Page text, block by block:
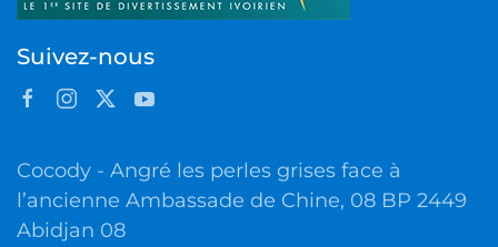
Suivez-nous
Cocody - Angré les perles grises face à
l’ancienne Ambassade de Chine, 08 BP 2449
Abidjan 08